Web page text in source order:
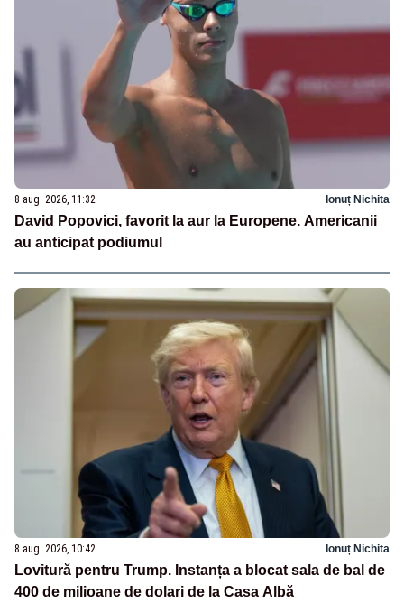
8 aug. 2026, 11:32 Ionuț Nichita
David Popovici, favorit la aur la Europene. Americanii
au anticipat podiumul
8 aug. 2026, 10:42 Ionuț Nichita
Lovitură pentru Trump. Instanța a blocat sala de bal de
400 de milioane de dolari de la Casa Albă